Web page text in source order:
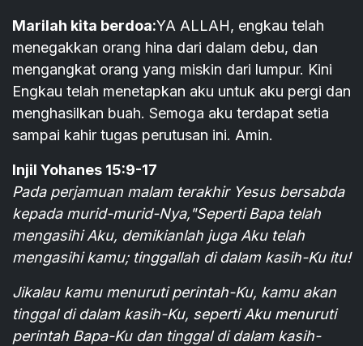
Marilah kita berdoa:YA ALLAH, engkau telah
menegakkan orang hina dari dalam debu, dan
mengangkat orang yang miskin dari lumpur. Kini
Engkau telah menetapkan aku untuk aku pergi dan
menghasilkan buah. Semoga aku terdapat setia
sampai kahir tugas perutusan ini. Amin.
Injil Yohanes 15:9-17
Pada perjamuan malam terakhir Yesus bersabda
kepada murid-murid-Nya,"Seperti Bapa telah
mengasihi Aku, demikianlah juga Aku telah
mengasihi kamu; tinggallah di dalam kasih-Ku itu!
Jikalau kamu menuruti perintah-Ku, kamu akan
tinggal di dalam kasih-Ku, seperti Aku menuruti
perintah Bapa-Ku dan tinggal di dalam kasih-